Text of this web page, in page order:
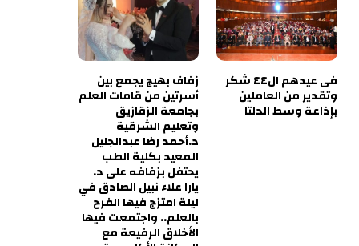
فى عيدهم ال٤٤ شكر
وتقدير من العاملين
بإذاعة وسط الدلتا
زفاف بهيج يجمع بين
أسرتين من قامات العلم
بجامعة الزقازيق
وتعليم الشرقية
د.أحمد رضا عبدالجليل
المعيد بكلية الطب
يحتفل بزفافه على د.
يارا علاء نبيل الصادق في
ليلة امتزج فيها الفرح
بالعلم.. واجتمعت فيها
الأخلاق الرفيعة مع